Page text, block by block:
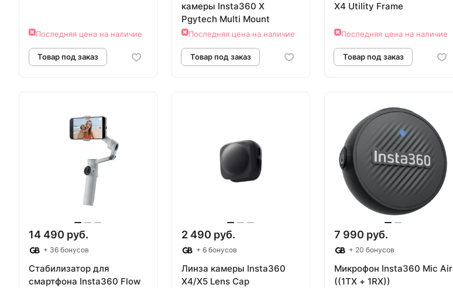
Последняя цена на наличие
камеры Insta360 X
Pgytech Multi Mount
Последняя цена на наличие
X4 Utility Frame
Последняя цена на наличие
Товар под заказ
14 490 руб.
+ 36 бонусов
Стабилизатор для
смартфона Insta360 Flow
2 490 руб.
+ 6 бонусов
Линза камеры Insta360
X4/X5 Lens Cap
7 990 руб.
+ 20 бонусов
Микрофон Insta360 Mic Air
((1TX + 1RX))